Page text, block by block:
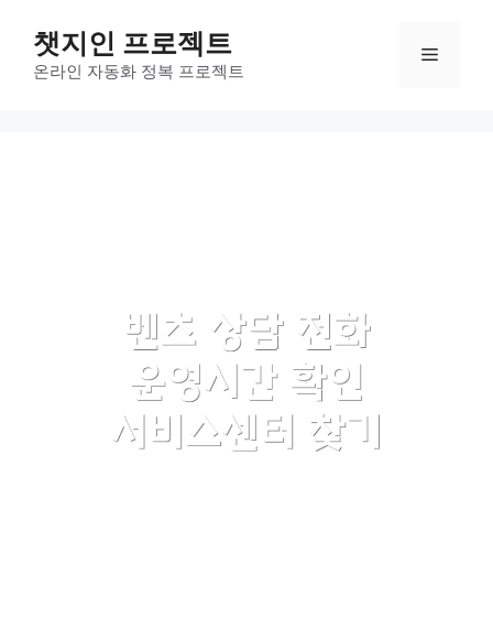
챗지인 프로젝트
온라인 자동화 정복 프로젝트
메